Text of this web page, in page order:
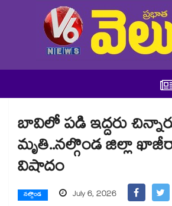
బావిలో పడి ఇద్దరు
మృతి..నల్గొండ జిల్లా
విషాదం
నల్గొండ July 6, 2026